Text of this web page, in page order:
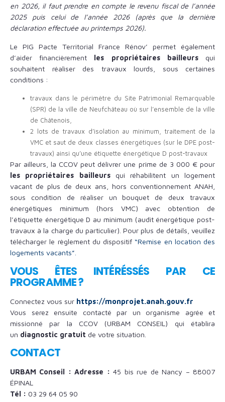
en 2026, il faut prendre en compte le revenu fiscal de l’année
2025 puis celui de l’année 2026 (après que la dernière
déclaration effectuée au printemps 2026).
Le PIG Pacte Territorial France Rénov’ permet également
d’aider financièrement les propriétaires bailleursqui
souhaitent réaliser des travaux lourds, sous certaines
conditions :
travaux dans le périmètre du Site Patrimonial Remarquable
(SPR) de la ville de Neufchâteau où sur l’ensemble de la ville
de Châtenois,
2 lots de travaux d’isolation au minimum, traitement de la
VMC et saut de deux classes énergétiques (sur le DPE post-
travaux) ainsi qu’une étiquette énergétique D post-travaux
Par ailleurs, la CCOV peut délivrer une prime de 3 000 € pour
les propriétaires bailleursqui réhabilitent un logement
vacant de plus de deux ans, hors conventionnement ANAH,
sous condition de réaliser un bouquet de deux travaux
énergétiques minimum (hors VMC) avec obtention de
l’étiquette énergétique D au minimum (audit énergétique post-
travaux à la charge du particulier). Pour plus de détails, veuillez
télécharger le règlement du dispositif“Remise en location des
logements vacants”.
VOUS ÊTES INTÉRÉSSÉS PAR CE
PROGRAMME ?
Connectez vous sur https://monprojet.anah.gouv.fr
Vous serez ensuite contacté par un organisme agrée et
missionné par la CCOV (URBAM CONSEIL) qui établira
un diagnostic gratuit de votre situation.
CONTACT
URBAM Conseil : Adresse : 45 bis rue de Nancy – 88007
ÉPINAL
Tél : 03 29 64 05 90